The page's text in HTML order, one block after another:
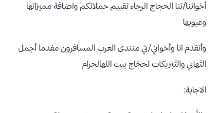
أخواننا/تنا الحجاج الرجاء تقييم حملاتكم واضافة مميزاتها
وعيوبها
وأتقدم انا وأخواني/تي منتدى العرب المسافرون مفدما أجمل
التّهاني والتّبريكات لحجّاج بيت اللهالحرام
الاجابة: